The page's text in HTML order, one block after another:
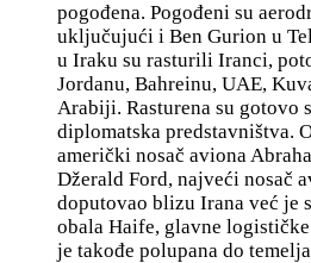
pogođena. Pogođeni su
uključujući i Ben Gurion u
u Iraku su rasturili Iranci,
Jordanu, Bahreinu, UAE,
Arabiji. Rasturena su gotovo
diplomatska predstavništva.
američki nosač aviona
Džerald Ford, najveći nosač
doputovao blizu Irana već je
obala Haife, glavne
je takođe polupana do